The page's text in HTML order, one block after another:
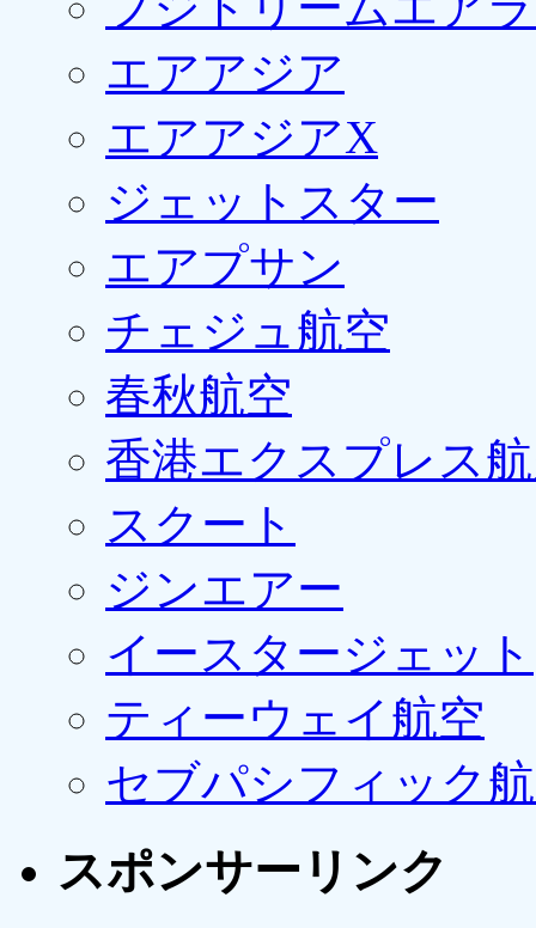
エアアジア
エアアジアX
ジェットスター
エアプサン
チェジュ航空
春秋航空
香港エクスプレス
スクート
ジンエアー
イースタージェット
ティーウェイ航空
セブパシフィック
スポンサーリンク